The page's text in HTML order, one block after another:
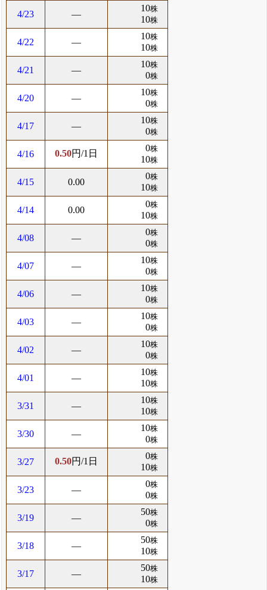
4/23 ―
10株
10株
4/22 ―
10株
10株
4/21 ―
10株
0株
4/20 ―
10株
0株
4/17 ―
10株
0株
4/16 0.50円/1日
0株
10株
4/15 0.00
0株
10株
4/14 0.00
0株
10株
4/08 ―
0株
0株
4/07 ―
10株
0株
4/06 ―
10株
0株
4/03 ―
10株
0株
4/02 ―
10株
0株
4/01 ―
10株
10株
3/31 ―
10株
10株
3/30 ―
10株
0株
3/27 0.50円/1日
0株
10株
3/23 ―
0株
0株
3/19 ―
50株
0株
3/18 ―
50株
10株
3/17 ―
50株
10株